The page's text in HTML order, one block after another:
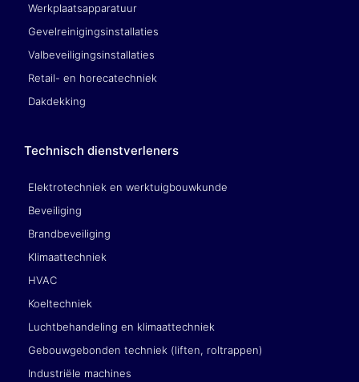
Werkplaatsapparatuur
Gevelreinigingsinstallaties
Valbeveiligingsinstallaties
Retail- en horecatechniek
Dakdekking
Technisch dienstverleners
Elektrotechniek en werktuigbouwkunde
Beveiliging
Brandbeveiliging
Klimaattechniek
HVAC
Koeltechniek
Luchtbehandeling en klimaattechniek
Gebouwgebonden techniek (liften, roltrappen)
Industriële machines